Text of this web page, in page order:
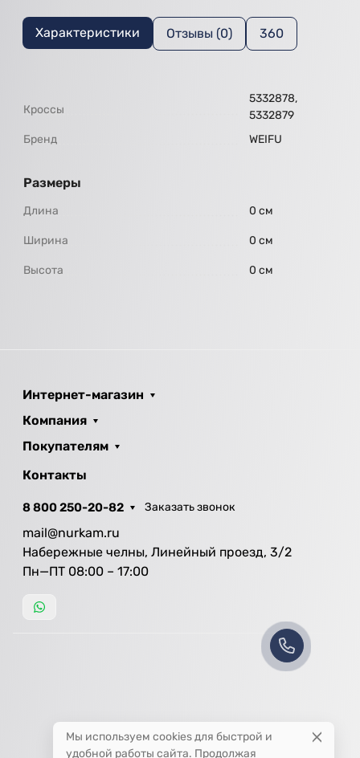
Характеристики Отзывы (0) 360
Кроссы
5332878,
5332879
Бренд
WEIFU
Размеры
Длина 0 см
Ширина 0 см
Высота 0 см
Интернет-магазин
Компания
Покупателям
Контакты
8 800 250-20-82 Заказать звонок
mail@nurkam.ru
Набережные челны, Линейный проезд, 3/2
Пн—ПТ 08:00 – 17:00
Мы используем cookies для быстрой и
удобной работы сайта. Продолжая